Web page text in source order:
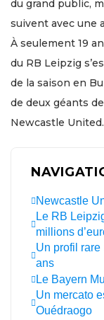
du grand public,
suivent avec une
À seulement 19
du RB Leipzig
de la saison en
de deux géants
Newcastle United.
Newcastle
Le RB
millions
Un profil rare
ans
Le Bayern
Un mercato
Ouédraogo